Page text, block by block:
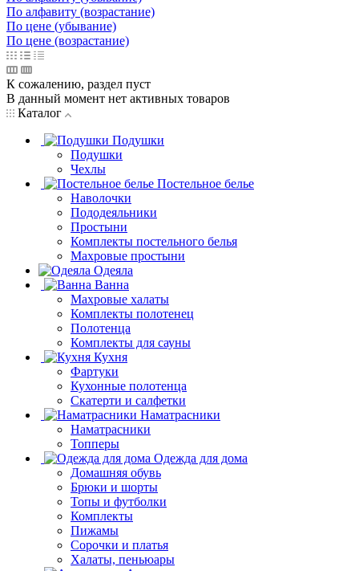
По алфавиту (возрастание)
По цене (убывание)
По цене (возрастание)
К сожалению, раздел пуст
В данный момент нет активных товаров
Каталог
Подушки
Подушки
Чехлы
Постельное белье
Наволочки
Пододеяльники
Простыни
Комплекты постельного белья
Махровые простыни
Одеяла
Ванна
Махровые халаты
Комплекты полотенец
Полотенца
Комплекты для сауны
Кухня
Фартуки
Кухонные полотенца
Скатерти и салфетки
Наматрасники
Наматрасники
Топперы
Одежда для дома
Домашняя обувь
Брюки и шорты
Топы и футболки
Комплекты
Пижамы
Сорочки и платья
Халаты, пеньюары